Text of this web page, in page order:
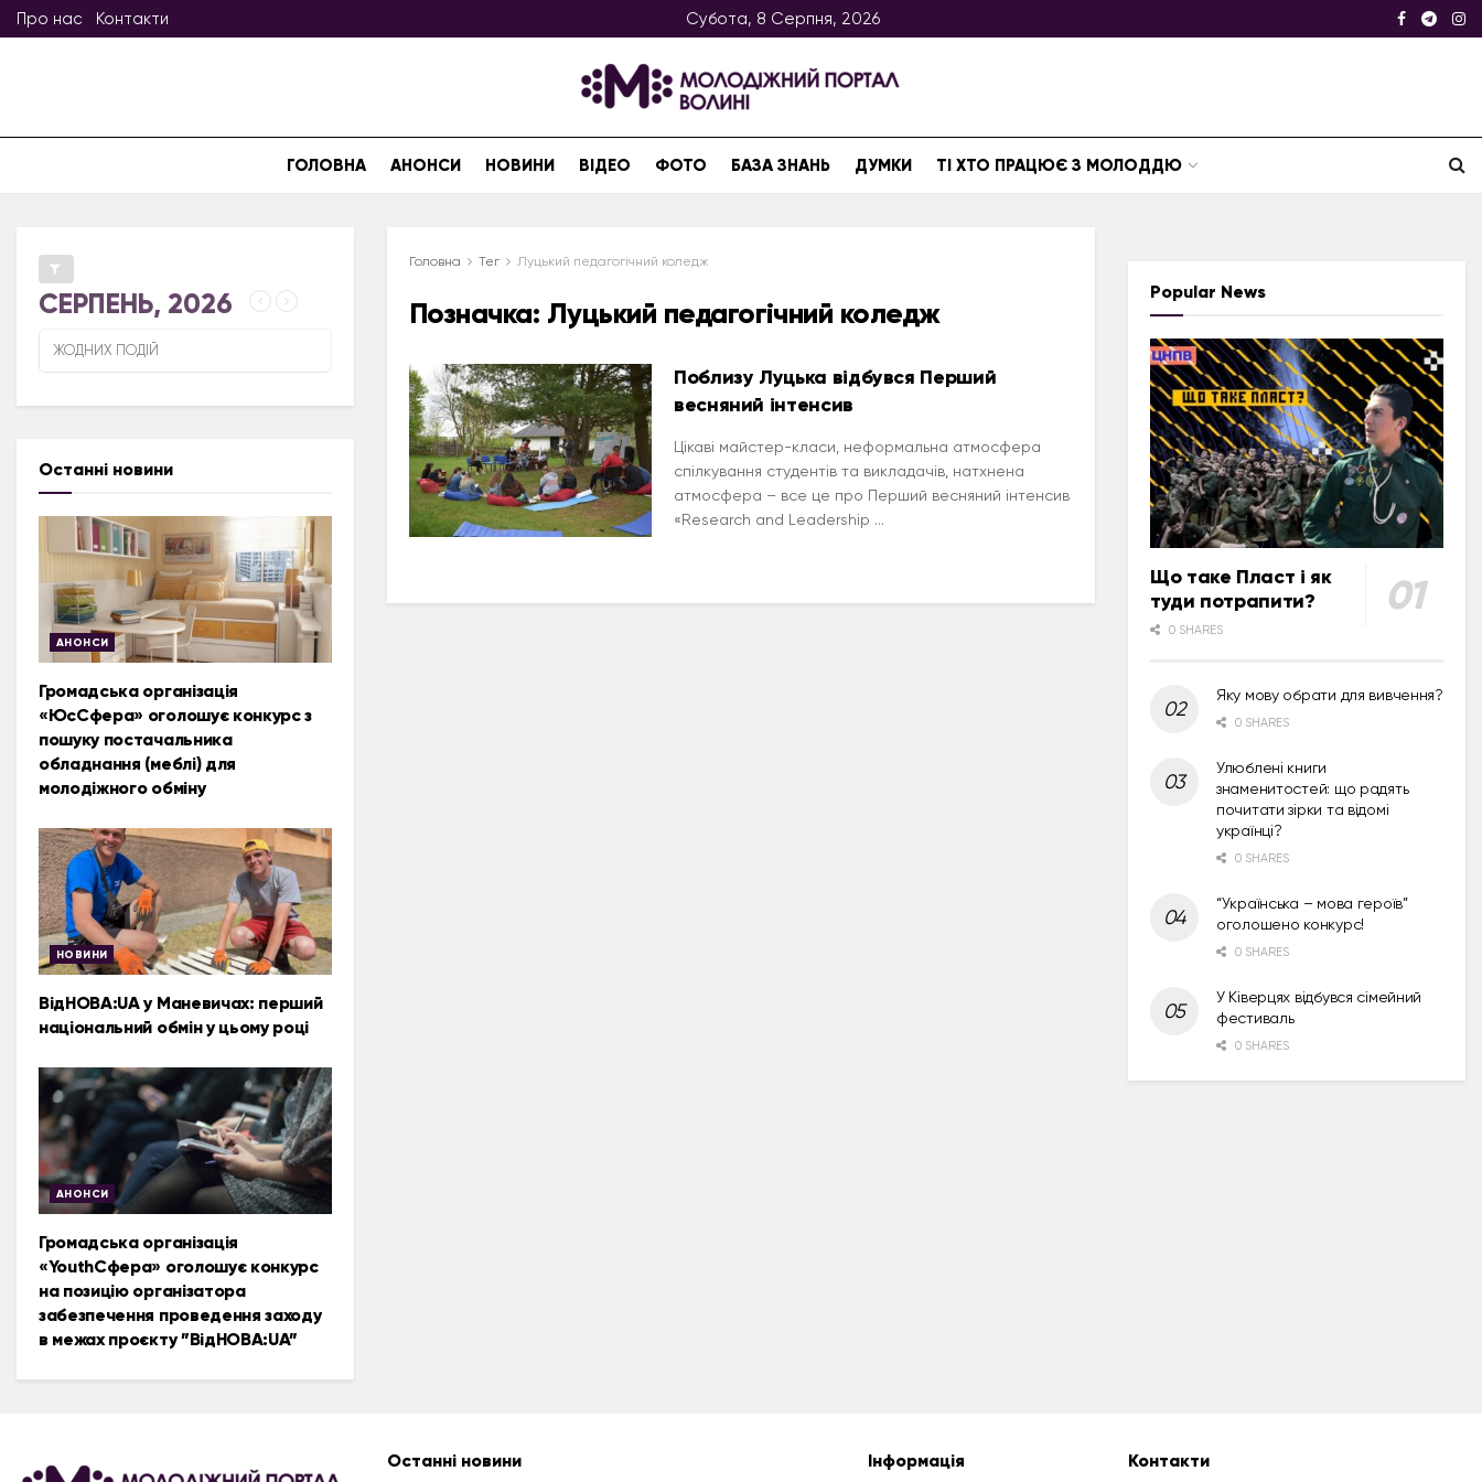
Про нас Контакти Субота, 8 Серпня, 2026
ГОЛОВНА АНОНСИ НОВИНИ ВІДЕО ФОТО БАЗА ЗНАНЬ ДУМКИ ТІ ХТО ПРАЦЮЄ З МОЛОДДЮ
Головна Тег Луцький педагогічний коледж
Позначка: Луцький педагогічний коледж
Поблизу Луцька відбувся Перший
весняний інтенсив
Цікаві майстер-класи, неформальна атмосфера
спілкування студентів та викладачів, натхнена
атмосфера – все це про Перший весняний інтенсив
«Research and Leadership ...
СЕРПЕНЬ, 2026
ЖОДНИХ ПОДІЙ
Останні новини
АНОНСИ
Громадська організація
«ЮсСфера» оголошує конкурс з
пошуку постачальника
обладнання (меблі) для
молодіжного обміну
НОВИНИ
ВідНОВА:UA у Маневичах: перший
національний обмін у цьому році
АНОНСИ
Громадська організація
«YouthСфера» оголошує конкурс
на позицію організатора
забезпечення проведення заходу
в межах проєкту ”ВідНОВА:UA”
Popular News
Що таке Пласт і як
туди потрапити?
0 SHARES
Яку мову обрати для вивчення?
0 SHARES
Улюблені книги
знаменитостей: що радять
почитати зірки та відомі
українці?
0 SHARES
“Українська – мова героїв”
оголошено конкурс!
0 SHARES
У Ківерцях відбувся сімейний
фестиваль
0 SHARES
Останні новини Інформація Контакти